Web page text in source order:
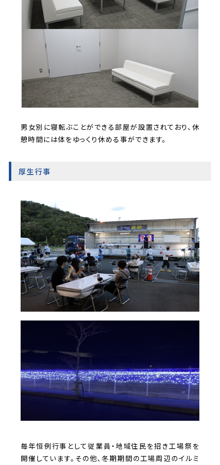
男女別に寝転ぶことができる部屋が設置されており、休
憩時間には体をゆっくり休める事ができます。
厚生行事
毎年恒例行事として従業員・地域住民を招き工場祭を
開催しています。その他、冬期期間の工場周辺のイルミ